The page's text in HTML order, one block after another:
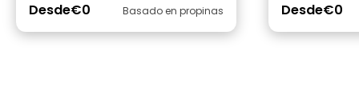
Desde€0 Basado en propinas Desde€0